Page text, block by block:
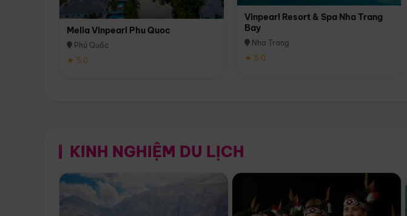
Melia Vinpearl Phu Quoc
Phú Quốc
★ 5.0
Vinpearl Resort & Spa Nha Trang
Bay
Nha Trang
★ 5.0
KINH NGHIỆM DU LỊCH